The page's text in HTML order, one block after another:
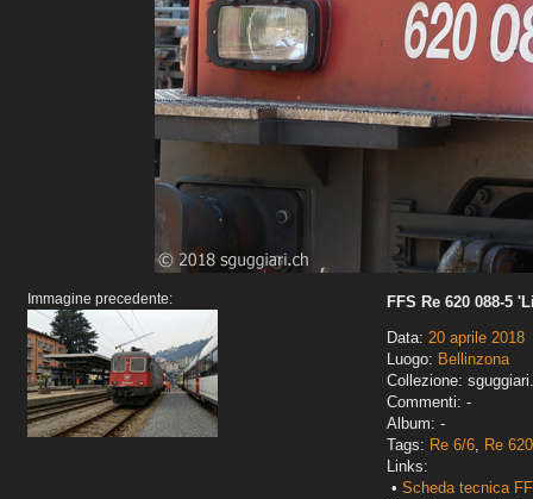
Immagine precedente:
FFS Re 620 088-5
Data: 20 aprile 2018
Luogo: Bellinzona
Collezione:
Commenti: -
Album: -
Tags: Re 6/6, Re 620
Links:
• Scheda tecnica